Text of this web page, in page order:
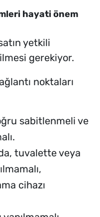
hayati önem
yetkili
gerekiyor.
noktaları
sabitlenmeli ve
tuvalette veya
cihazı